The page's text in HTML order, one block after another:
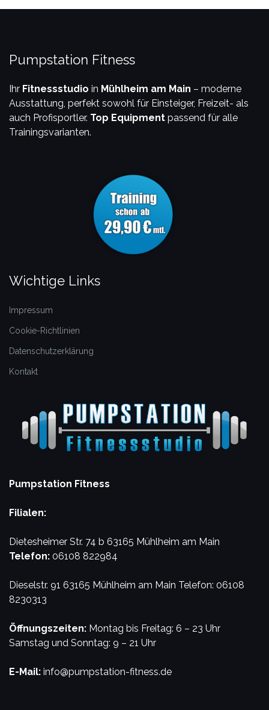
Pumpstation Fitness
Ihr Fitnessstudio in Mühlheim am Main – moderne
Ausstattung, perfekt sowohl für Einsteiger, Freizeit- als
auch Profisportler. Top Equipment passend für alle
Trainingsvarianten.
Wichtige Links
Impressum
Cookie-Richtlinien
Datenschutzerklärung
Kontakt
Pumpstation Fitness
Filialen:
Dietesheimer Str. 74 b 63165 Mühlheim am Main
Telefon: 06108 822984
Dieselstr. 91 63165 Mühlheim am Main Telefon: 06108
8230313
Öffnungszeiten: Montag bis Freitag: 6 – 23 Uhr
Samstag und Sonntag: 9 – 21 Uhr
E-Mail: info@pumpstation-fitness.de